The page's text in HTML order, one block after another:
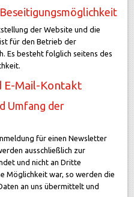
der Website und die
für den Betrieb der
Es besteht folglich seitens des
Mail-Kontakt
der
für einen Newsletter
ausschließlich zur
und nicht an Dritte
Möglichkeit war, so werden die
an uns übermittelt und